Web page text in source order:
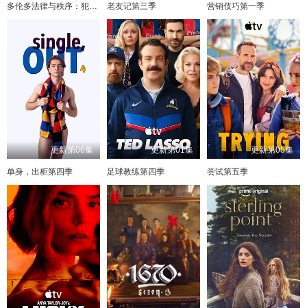
多伦多法律与秩序：犯罪倾向 老友记第三季 营销伎巧第一季
更新第06集
单身，出柜第四季
更新第01集
足球教练第四季
更新第05集
尝试第五季